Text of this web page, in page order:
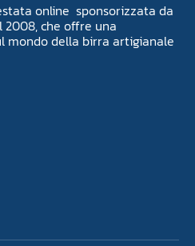
online sponsorizzata da
che offre una
mondo della birra artigianale